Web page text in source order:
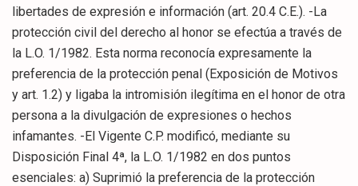
libertades de expresión e información (art. 20.4 C.E.). -La
protección civil del derecho al honor se efectúa a través de
la L.O. 1/1982. Esta norma reconocía expresamente la
preferencia de la protección penal (Exposición de Motivos
y art. 1.2) y ligaba la intromisión ilegítima en el honor de otra
persona a la divulgación de expresiones o hechos
infamantes. -El Vigente C.P. modificó, mediante su
Disposición Final 4ª, la L.O. 1/1982 en dos puntos
esenciales: a) Suprimió la preferencia de la protección